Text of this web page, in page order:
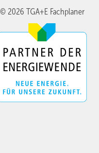
© 2026 TGA+E Fachplaner